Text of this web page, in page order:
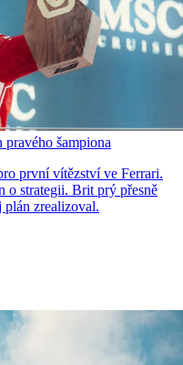
šampiona
první vítězství ve Ferrari.
o strategii. Brit prý přesně
plán zrealizoval.